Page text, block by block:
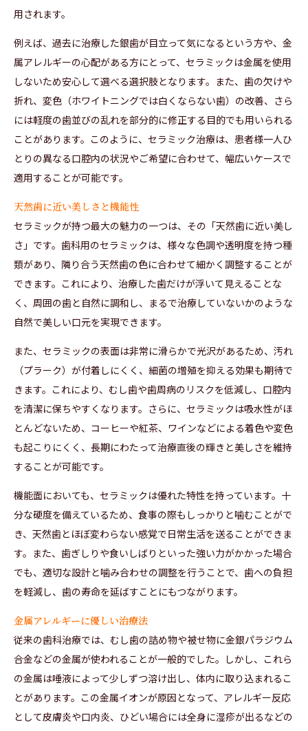
用されます。
例えば、過去に治療した銀歯が目立って気になるという方や、金
属アレルギーの心配がある方にとって、セラミックは金属を使用
しないため安心して選べる選択肢となります。また、歯の欠けや
折れ、変色（ホワイトニングでは白くならない歯）の改善、さら
には軽度の歯並びの乱れを部分的に修正する目的でも用いられる
ことがあります。このように、セラミック治療は、患者様一人ひ
とりの異なる口腔内の状況やご希望に合わせて、幅広いケースで
適用することが可能です。
天然歯に近い美しさと機能性
セラミックが持つ最大の魅力の一つは、その「天然歯に近い美し
さ」です。歯科用のセラミックは、様々な色調や透明度を持つ種
類があり、隣り合う天然歯の色に合わせて細かく調整することが
できます。これにより、治療した歯だけが浮いて見えることな
く、周囲の歯と自然に調和し、まるで治療していないかのような
自然で美しい口元を実現できます。
また、セラミックの表面は非常に滑らかで光沢があるため、汚れ
（プラーク）が付着しにくく、細菌の増殖を抑える効果も期待で
きます。これにより、むし歯や歯周病のリスクを低減し、口腔内
を清潔に保ちやすくなります。さらに、セラミックは吸水性がほ
とんどないため、コーヒーや紅茶、ワインなどによる着色や変色
も起こりにくく、長期にわたって治療直後の輝きと美しさを維持
することが可能です。
機能面においても、セラミックは優れた特性を持っています。十
分な硬度を備えているため、食事の際もしっかりと噛むことがで
き、天然歯とほぼ変わらない感覚で日常生活を送ることができま
す。また、歯ぎしりや食いしばりといった強い力がかかった場合
でも、適切な設計と噛み合わせの調整を行うことで、歯への負担
を軽減し、歯の寿命を延ばすことにもつながります。
金属アレルギーに優しい治療法
従来の歯科治療では、むし歯の詰め物や被せ物に金銀パラジウム
合金などの金属が使われることが一般的でした。しかし、これら
の金属は唾液によって少しずつ溶け出し、体内に取り込まれるこ
とがあります。この金属イオンが原因となって、アレルギー反応
として皮膚炎や口内炎、ひどい場合には全身に湿疹が出るなどの